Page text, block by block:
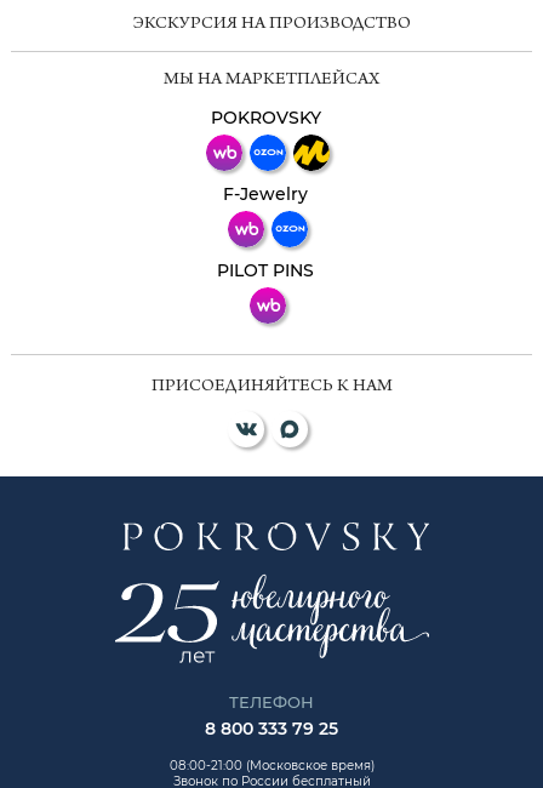
ЭКСКУРСИЯ НА ПРОИЗВОДСТВО
МЫ НА МАРКЕТПЛЕЙСАХ
POKROVSKY
F-Jewelry
PILOT PINS
ПРИСОЕДИНЯЙТЕСЬ К НАМ
ТЕЛЕФОН
8 800 333 79 25
08:00-21:00 (Московское время)
Звонок по России бесплатный